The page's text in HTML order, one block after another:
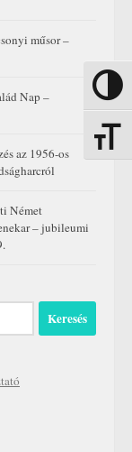
Nagy
műsor –
Nap –
az 1956-os
Német
– jubileumi